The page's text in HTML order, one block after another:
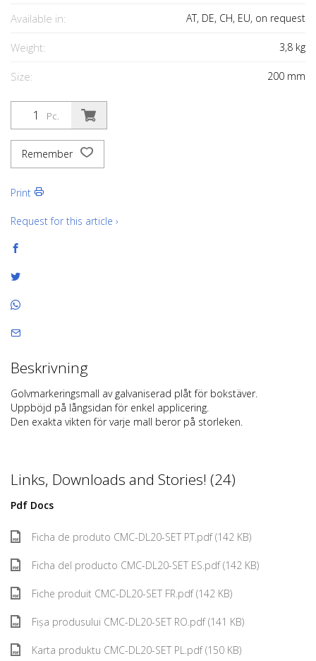
Available in: AT, DE, CH, EU, on request
Weight: 3,8 kg
Size: 200 mm
Pc.
Remember
Print
Request for this article ›
Beskrivning
Golvmarkeringsmall av galvaniserad plåt för bokstäver.
Uppböjd på långsidan för enkel applicering.
Den exakta vikten för varje mall beror på storleken.
Links, Downloads and Stories! (24)
Pdf Docs
Ficha de produto CMC-DL20-SET PT.pdf (142 KB)
Ficha del producto CMC-DL20-SET ES.pdf (142 KB)
Fiche produit CMC-DL20-SET FR.pdf (142 KB)
Fișa produsului CMC-DL20-SET RO.pdf (141 KB)
Karta produktu CMC-DL20-SET PL.pdf (150 KB)